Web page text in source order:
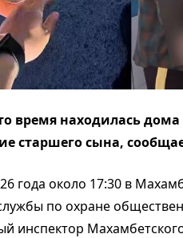
время находилась
старшего сына,
года около 17:30 в
по охране
инспектор